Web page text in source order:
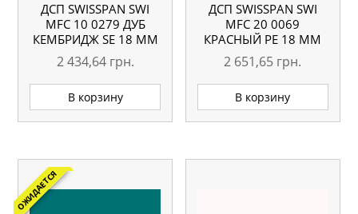
ДСП SWISSPAN SWI
MFC 10 0279 ДУБ
КЕМБРИДЖ SE 18 ММ
2 434,64 грн.
В корзину
ДСП SWISSPAN SWI
MFC 20 0069
КРАСНЫЙ PE 18 ММ
2 651,65 грн.
В корзину
ОЖИДАЕТСЯ